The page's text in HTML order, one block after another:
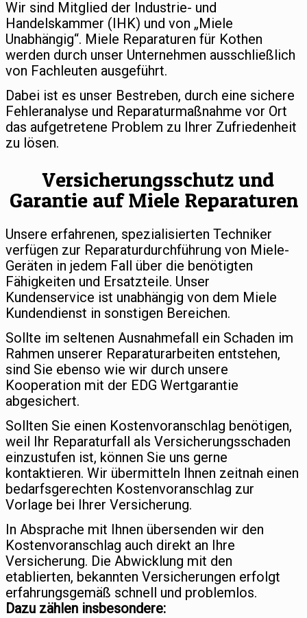
Wir sind Mitglied der Industrie- und
Handelskammer (IHK) und von „Miele
Unabhängig“. Miele Reparaturen für Kothen
werden durch unser Unternehmen ausschließlich
von Fachleuten ausgeführt.
Dabei ist es unser Bestreben, durch eine sichere
Fehleranalyse und Reparaturmaßnahme vor Ort
das aufgetretene Problem zu Ihrer Zufriedenheit
zu lösen.
Versicherungsschutz und
Garantie auf Miele Reparaturen
Unsere erfahrenen, spezialisierten Techniker
verfügen zur Reparaturdurchführung von Miele-
Geräten in jedem Fall über die benötigten
Fähigkeiten und Ersatzteile. Unser
Kundenservice ist unabhängig von dem Miele
Kundendienst in sonstigen Bereichen.
Sollte im seltenen Ausnahmefall ein Schaden im
Rahmen unserer Reparaturarbeiten entstehen,
sind Sie ebenso wie wir durch unsere
Kooperation mit der EDG Wertgarantie
abgesichert.
Sollten Sie einen Kostenvoranschlag benötigen,
weil Ihr Reparaturfall als Versicherungsschaden
einzustufen ist, können Sie uns gerne
kontaktieren. Wir übermitteln Ihnen zeitnah einen
bedarfsgerechten Kostenvoranschlag zur
Vorlage bei Ihrer Versicherung.
In Absprache mit Ihnen übersenden wir den
Kostenvoranschlag auch direkt an Ihre
Versicherung. Die Abwicklung mit den
etablierten, bekannten Versicherungen erfolgt
erfahrungsgemäß schnell und problemlos.
Dazu zählen insbesondere: